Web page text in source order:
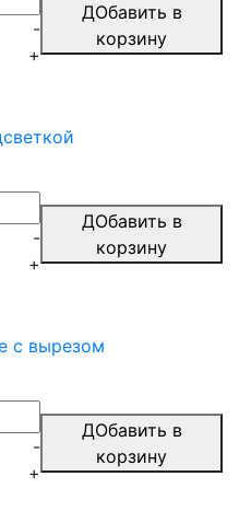
-
+
ДОбавить в
корзину
-
+
ДОбавить в
корзину
с вырезом
-
+
ДОбавить в
корзину